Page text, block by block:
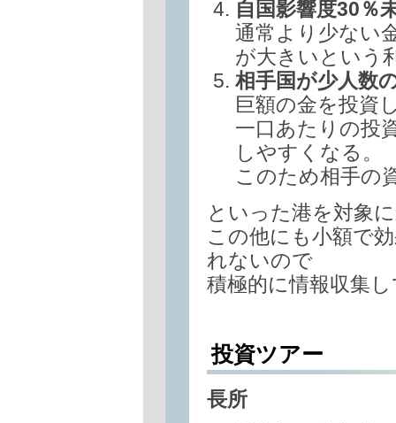
自国影響度30％
通常より少ない
が大きいという
相手国が少人数
巨額の金を投資
一口あたりの投
しやすくなる。
このため相手の
といった港を対象
この他にも小額で
れないので
積極的に情報収集
投資ツアー
長所